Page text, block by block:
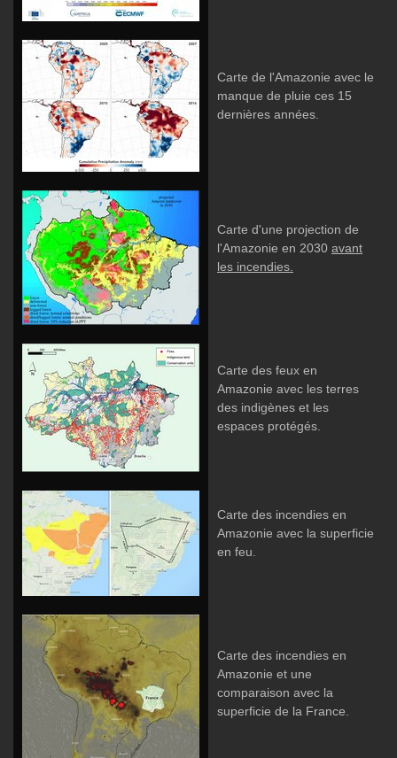
Carte de l'Amazonie avec le
manque de pluie ces 15
dernières années.
Carte d'une projection de
l'Amazonie en 2030 avant
les incendies.
Carte des feux en
Amazonie avec les terres
des indigènes et les
espaces protégés.
Carte des incendies en
Amazonie avec la superficie
en feu.
Carte des incendies en
Amazonie et une
comparaison avec la
superficie de la France.